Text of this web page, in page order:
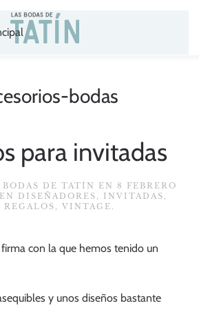
bodas
para invitadas
BODAS DE TATÍN EN 8 FEBRERO
DISEÑADORES , INVITADAS ,
REGALOS , VINTAGE .
con la que hemos tenido un
y unos diseños bastante